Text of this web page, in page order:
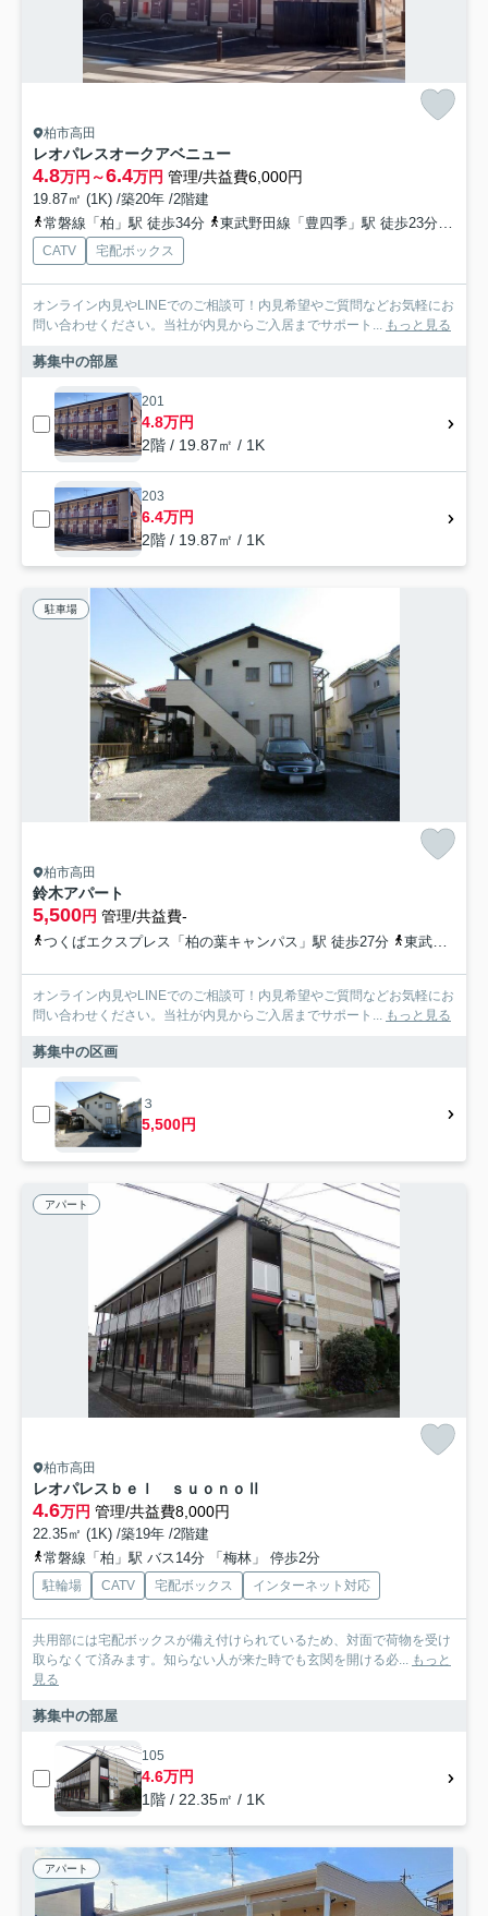
柏市高田
レオパレスオークアベニュー
4.8万円～6.4万円 管理/共益費6,000円
19.87㎡ (1K) /築20年 /2階建
常磐線「柏」駅 徒歩34分
東武野田線「豊四季」駅 徒歩23分
CATV 宅配ボックス
オンライン内見やLINEでのご相談可！内見希望やご質問などお気軽にお
問い合わせください。当社が内見からご入居までサポート... もっと見る
募集中の部屋
201
4.8万円
2階 / 19.87㎡ / 1K
203
6.4万円
2階 / 19.87㎡ / 1K
駐車場
柏市高田
鈴木アパート
5,500円 管理/共益費-
つくばエクスプレス「柏の葉キャンパス」駅 徒歩27分 東武野田線「豊四季」駅 徒歩30分
オンライン内見やLINEでのご相談可！内見希望やご質問などお気軽にお
問い合わせください。当社が内見からご入居までサポート... もっと見る
募集中の区画
３
5,500円
アパート
柏市高田
レオパレスｂｅｌ ｓｕｏｎｏⅡ
4.6万円 管理/共益費8,000円
22.35㎡ (1K) /築19年 /2階建
常磐線「柏」駅 バス14分 「梅林」 停歩2分
駐輪場 CATV 宅配ボックス インターネット対応
共用部には宅配ボックスが備え付けられているため、対面で荷物を受け
取らなくて済みます。知らない人が来た時でも玄関を開ける必... もっと
見る
募集中の部屋
105
4.6万円
1階 / 22.35㎡ / 1K
アパート